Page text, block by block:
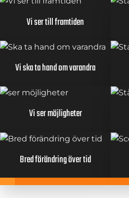
Vi ser till framtiden
Vi ska ta hand om varandra
Vi ser möjligheter
Bred förändring över tid